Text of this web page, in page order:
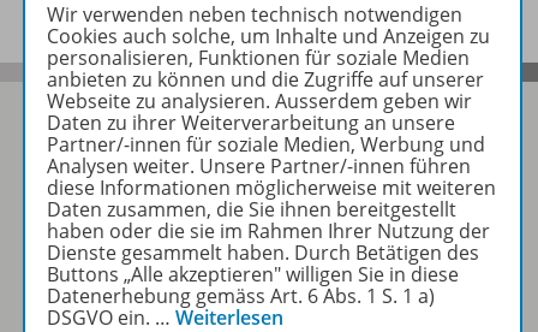
Folgen Sie uns auf Social Media
Schubi:
Wir verwenden neben technisch notwendigen
Cookies auch solche, um Inhalte und Anzeigen zu
personalisieren, Funktionen für soziale Medien
anbieten zu können und die Zugriffe auf unserer
Webseite zu analysieren. Ausserdem geben wir
Daten zu ihrer Weiterverarbeitung an unsere
Partner/-innen für soziale Medien, Werbung und
Analysen weiter. Unsere Partner/-innen führen
diese Informationen möglicherweise mit weiteren
Daten zusammen, die Sie ihnen bereitgestellt
haben oder die sie im Rahmen Ihrer Nutzung der
Dienste gesammelt haben. Durch Betätigen des
Buttons „Alle akzeptieren" willigen Sie in diese
Datenerhebung gemäss Art. 6 Abs. 1 S. 1 a)
DSGVO ein. … Weiterlesen